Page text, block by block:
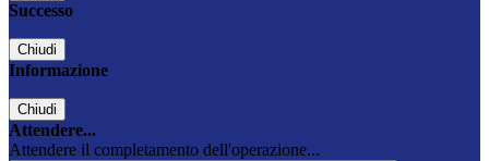
Successo
Chiudi
Informazione
Chiudi
Attendere...
Attendere il completamento dell'operazione...